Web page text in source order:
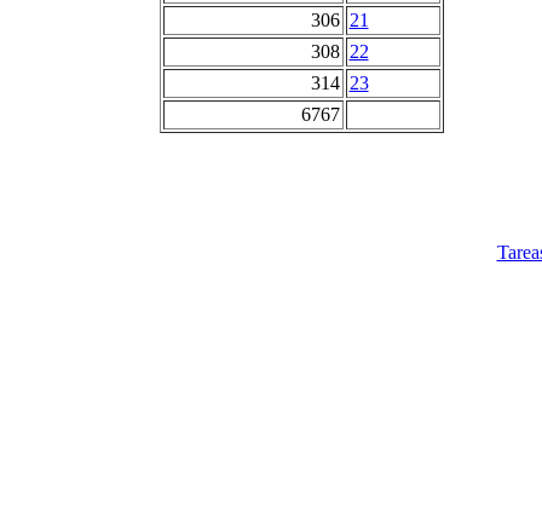
306 21
308 22
314 23
6767